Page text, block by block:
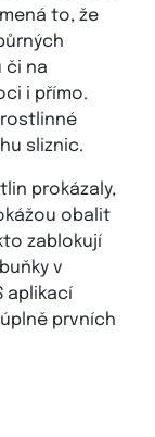
to, že
či na
i přímo.
rostlinné
sliznic.
prokázaly,
obalit
zablokují
v
aplikací
prvních